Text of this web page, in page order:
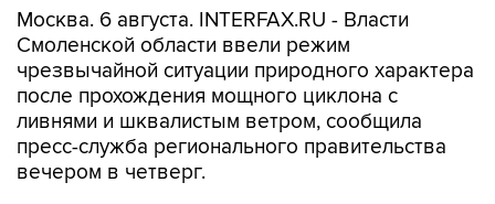
Москва. 6 августа. INTERFAX.RU - Власти
Смоленской области ввели режим
чрезвычайной ситуации природного характера
после прохождения мощного циклона с
ливнями и шквалистым ветром, сообщила
пресс-служба регионального правительства
вечером в четверг.